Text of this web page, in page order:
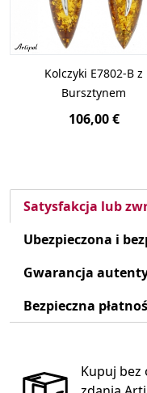
Kolczyki E7802-B z
Bursztynem
106,00 €
Satysfakcja lub
Ubezpieczona i
Gwarancja
Bezpieczna
Kupuj bez